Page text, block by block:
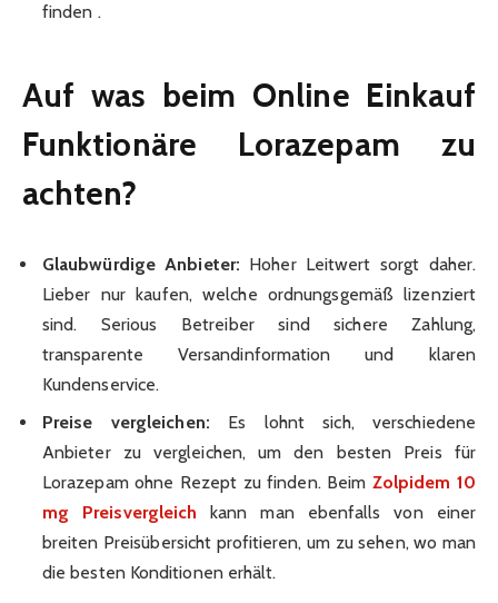
finden .
Auf was beim Online Einkauf
Funktionäre Lorazepam zu
achten?
Glaubwürdige Anbieter: Hoher Leitwert sorgt daher.
Lieber nur kaufen, welche ordnungsgemäß lizenziert
sind. Serious Betreiber sind sichere Zahlung,
transparente Versandinformation und klaren
Kundenservice.
Preise vergleichen: Es lohnt sich, verschiedene
Anbieter zu vergleichen, um den besten Preis für
Lorazepam ohne Rezept zu finden. Beim Zolpidem 10
mg Preisvergleich kann man ebenfalls von einer
breiten Preisübersicht profitieren, um zu sehen, wo man
die besten Konditionen erhält.